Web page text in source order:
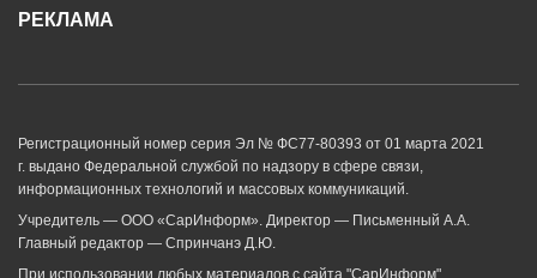
РЕКЛАМА
Регистрационный номер серия Эл № ФС77-80393 от 01 марта 2021
г. выдано Федеральной службой по надзору в сфере связи,
информационных технологий и массовых коммуникаций.
Учредитель — ООО «СарИнформ». Директор — Письменный А.А.
Главный редактор — Спринчанэ Д.Ю.
При использовании любых материалов с сайта "СарИнформ"